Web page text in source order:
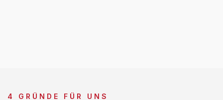
4 GRÜNDE FÜR UNS